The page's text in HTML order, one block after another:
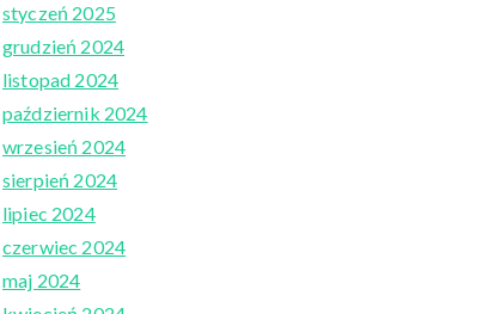
styczeń 2025
grudzień 2024
listopad 2024
październik 2024
wrzesień 2024
sierpień 2024
lipiec 2024
czerwiec 2024
maj 2024